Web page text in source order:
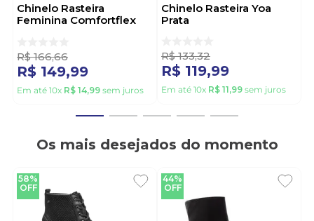
Chinelo Rasteira
Feminina Comfortflex
R$ 166,66
R$ 149,99
Em até 10x R$ 14,99 sem juros
Chinelo Rasteira Yoa
Prata
R$ 133,32
R$ 119,99
Em até 10x R$ 11,99 sem juros
Os mais desejados do momento
58%
OFF
44%
OFF